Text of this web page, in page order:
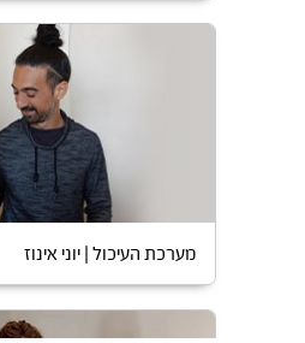
מערכת העיכול | יוני אינוז